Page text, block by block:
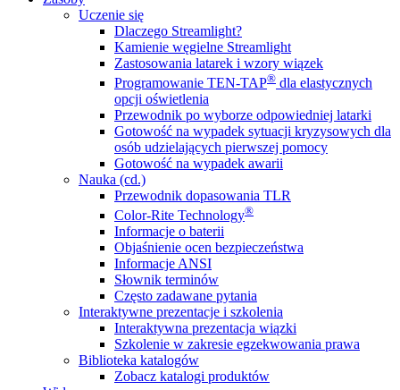
Uczenie się
Dlaczego Streamlight?
Kamienie węgielne Streamlight
Zastosowania latarek i wzory wiązek
Programowanie TEN-TAP® dla elastycznych
opcji oświetlenia
Przewodnik po wyborze odpowiedniej latarki
Gotowość na wypadek sytuacji kryzysowych dla
osób udzielających pierwszej pomocy
Gotowość na wypadek awarii
Nauka (cd.)
Przewodnik dopasowania TLR
Color-Rite Technology®
Informacje o baterii
Objaśnienie ocen bezpieczeństwa
Informacje ANSI
Słownik terminów
Często zadawane pytania
Interaktywne prezentacje i szkolenia
Interaktywna prezentacja wiązki
Szkolenie w zakresie egzekwowania prawa
Biblioteka katalogów
Zobacz katalogi produktów